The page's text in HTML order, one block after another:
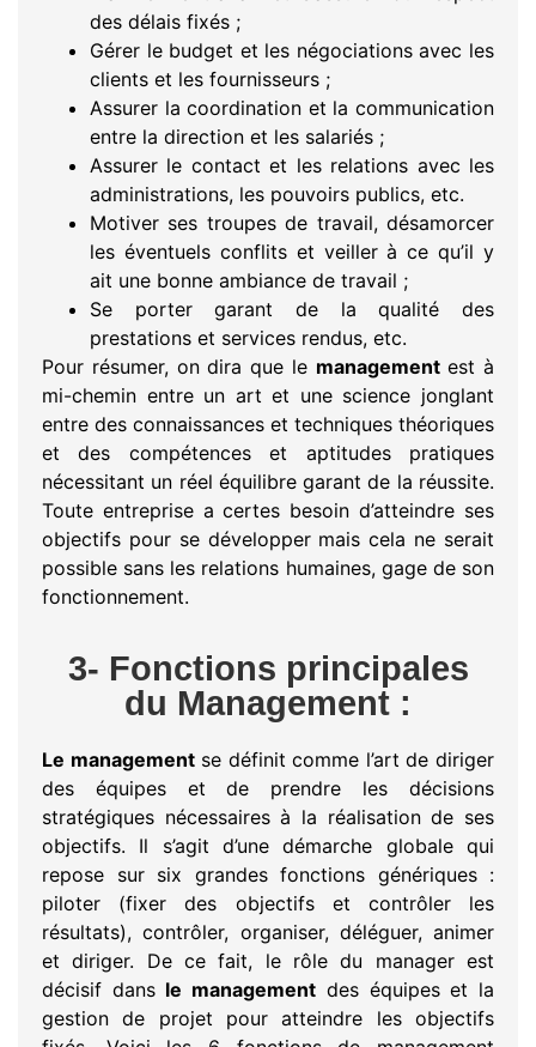
des délais fixés ;
Gérer le budget et les négociations avec les
clients et les fournisseurs ;
Assurer la coordination et la communication
entre la direction et les salariés ;
Assurer le contact et les relations avec les
administrations, les pouvoirs publics, etc.
Motiver ses troupes de travail, désamorcer
les éventuels conflits et veiller à ce qu’il y
ait une bonne ambiance de travail ;
Se porter garant de la qualité des
prestations et services rendus, etc.
Pour résumer, on dira que le managementest à
mi-chemin entre un art et une science jonglant
entre des connaissances et techniques théoriques
et des compétences et aptitudes pratiques
nécessitant un réel équilibre garant de la réussite.
Toute entreprise a certes besoin d’atteindre ses
objectifs pour se développer mais cela ne serait
possible sans les relations humaines, gage de son
fonctionnement.
3- Fonctions principales
du Management :
Le managementse définit comme l’art de diriger
des équipes et de prendre les décisions
stratégiques nécessaires à la réalisation de ses
objectifs. Il s’agit d’une démarche globale qui
repose sur six grandes fonctions génériques :
piloter (fixer des objectifs et contrôler les
résultats), contrôler, organiser, déléguer, animer
et diriger. De ce fait, le rôle du manager est
décisif dans le management des équipes et la
gestion de projet pour atteindre les objectifs